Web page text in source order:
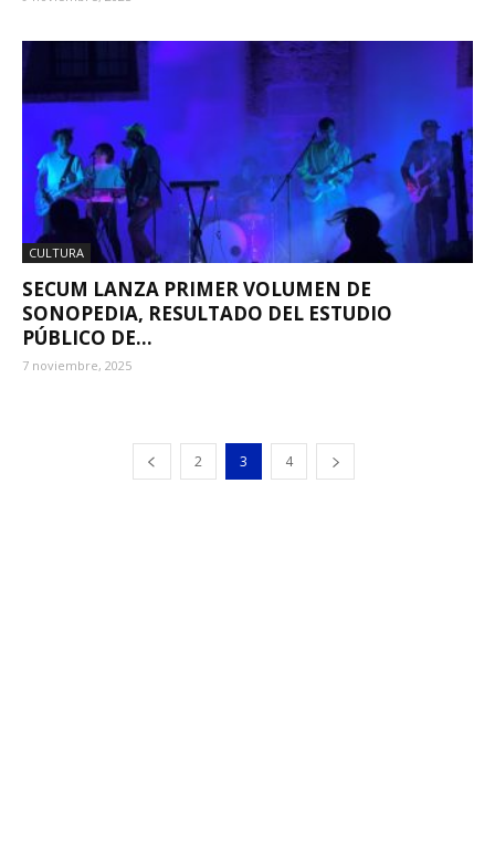
CULTURA
SECUM LANZA PRIMER VOLUMEN DE
SONOPEDIA, RESULTADO DEL ESTUDIO
PÚBLICO DE...
7 noviembre, 2025
2 3 4